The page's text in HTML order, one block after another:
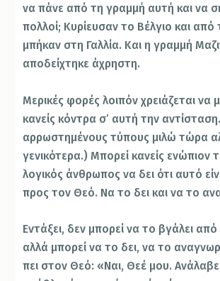
να πάνε από τη γραμμή αυτή και να
πολλοί; Κυρίευσαν το Βέλγιο και από
μπήκαν στη Γαλλία. Και η γραμμή
αποδείχτηκε άχρηστη.
Μερικές φορές λοιπόν χρειάζεται να
κανείς κόντρα σ’ αυτή την
αρρωστημένους τύπους μιλώ τώρα
γενικότερα.) Μπορεί κανείς ενώπιον
λογικός άνθρωπος να δει ότι αυτό
προς τον Θεό. Να το δει και να το
Εντάξει, δεν μπορεί να το βγάλει
αλλά μπορεί να το δει, να το
πει στον Θεό: «Ναι, Θεέ μου.